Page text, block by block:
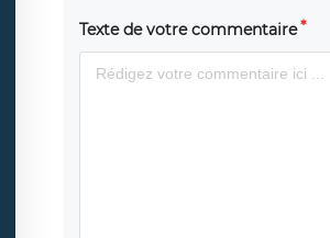
Texte de votre commentaire